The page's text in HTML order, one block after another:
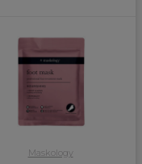
Maskology